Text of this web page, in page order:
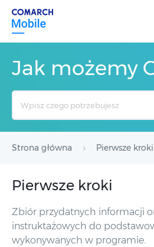
Jak możemy
Strona główna Pierwsze kroki
Pierwsze kroki
Zbiór przydatnych informacji
instruktażowych do
wykonywanych w programie.